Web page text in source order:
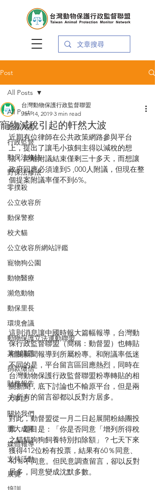
Post
All Posts
動保入憲
行政監督
動保法修法
野保法修法
零撲殺
公立收容所
動保警察
校犬貓
公立收容所網站評鑑
寵物狗公園
動物醫療
瀕危動物
動保里長
環境會議
動物保護立法運動聯盟
其他議題
捐款徵信
財務報告
大事記
關於我們
重大成果
媒體報導
支持活動
展覽
All Posts
寵物減稅引起的軒然大波
台灣動物保護行政監督聯盟
Jan 14, 2019 3 min read
近期有位律師在公共政策網路參與平台
上，提出了讓毛小孩飼主得以減稅的想
法，距離附議結束僅剩三十多天，而想讓
政府回應必須達到5 ,000人附議，但現在整
個提案附議率僅不到6%。
這則消息讓中國時報大篇幅報導，台灣動
保行政監督聯盟（簡稱：動督盟）也轉貼
相關新聞報導到所屬粉專。和附議率低迷
不同的是，平台留言區回應熱烈，同時在
台灣動物保護行政監督聯盟粉專轉貼的相
關新聞，底下討論也不輸原平台，但是兩
方所有的留言卻都以反對方居多。
對此，動督盟從一月二日起展開粉絲團投
票，題目是：「你是否同意「增列所得稅
之貓貓狗狗飼養特別扣除額」？ 七天下來
獲得412位粉有投票，結果有60％同意、
40％不同意。但民意調查留言，卻以反對
居多，同意變成沈默多數。